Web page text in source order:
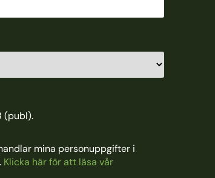
(publ).
mina personuppgifter i
Klicka här för att läsa vår